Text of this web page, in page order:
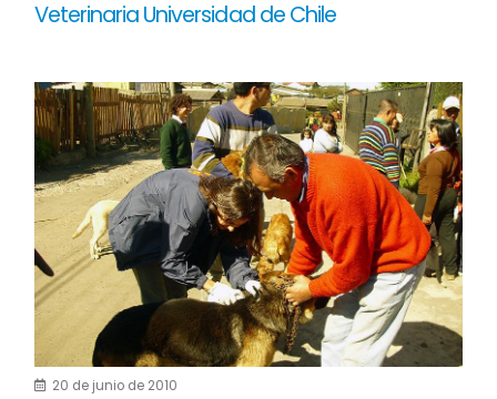
Veterinaria Universidad de Chile
20 de junio de 2010